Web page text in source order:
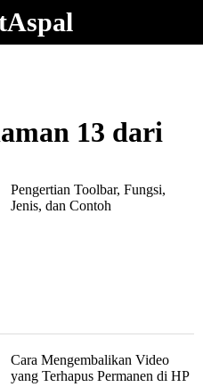
13 dari
Pengertian Toolbar, Fungsi,
Jenis, dan Contoh
Cara Mengembalikan Video
yang Terhapus Permanen di HP